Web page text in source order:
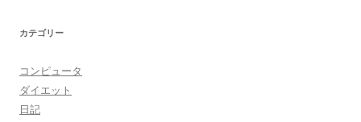
カテゴリー
コンピュータ
ダイエット
日記